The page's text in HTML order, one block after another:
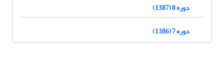
دوره 8 (1387)
دوره 7 (1386)